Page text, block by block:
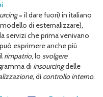
= il dare fuori) in italiano
di esternalizzare),
servizi che prima venivano
esprimere anche più
rimpatrio, lo svolgere
di insourcingdelle
di controllo interno.